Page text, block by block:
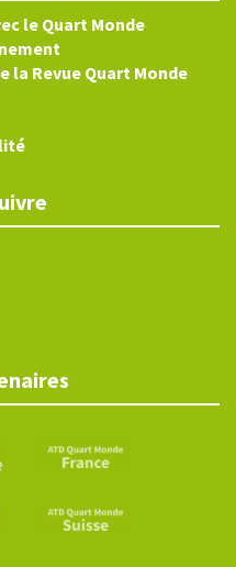
le Quart Monde
la Revue Quart Monde